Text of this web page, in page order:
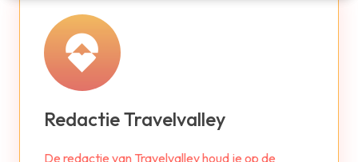
Redactie Travelvalley
De redactie van Travelvalley houd je op de